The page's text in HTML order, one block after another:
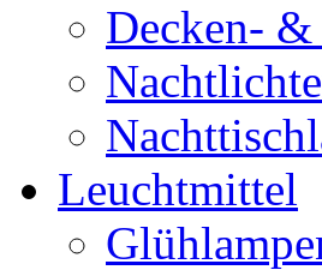
Decken- &
Leuchtmittel